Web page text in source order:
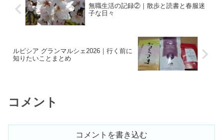
無職生活の記録②｜散歩と読書と春服迷
子な日々
ルピシア グランマルシェ2026｜行く前に
知りたいことまとめ
コメント
コメントを書き込む